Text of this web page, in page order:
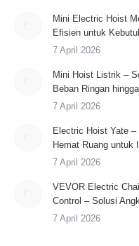
Mini Electric Hoist
Efisien untuk
7 April 2026
Mini Hoist Listrik –
Beban Ringan
7 April 2026
Electric Hoist Yate
Hemat Ruang untuk
7 April 2026
VEVOR Electric
Control – Solusi
7 April 2026